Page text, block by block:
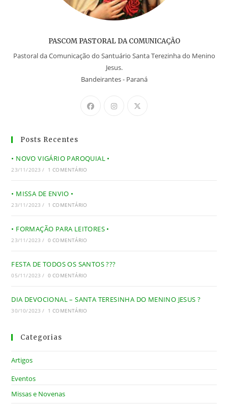
PASCOM PASTORAL DA COMUNICAÇÃO
Pastoral da Comunicação do Santuário Santa Terezinha do Menino
Jesus.
Bandeirantes - Paraná
Posts Recentes
• NOVO VIGÁRIO PAROQUIAL •
23/11/2023 / 1 COMENTÁRIO
• MISSA DE ENVIO •
23/11/2023 / 1 COMENTÁRIO
• FORMAÇÃO PARA LEITORES •
23/11/2023 / 0 COMENTÁRIO
FESTA DE TODOS OS SANTOS ???
05/11/2023 / 0 COMENTÁRIO
DIA DEVOCIONAL – SANTA TERESINHA DO MENINO JESUS ?
30/10/2023 / 1 COMENTÁRIO
Categorias
Artigos
Eventos
Missas e Novenas